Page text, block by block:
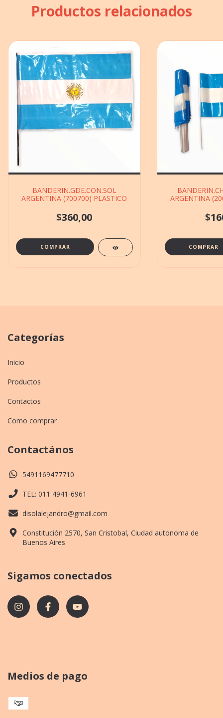
Productos relacionados
BANDERIN.GDE.CON.SOL
ARGENTINA (700700) PLASTICO
$360,00
ARGENTINA
Categorías
Inicio
Productos
Contactos
Como comprar
Contactános
5491169477710
TEL: 011 4941-6961
disolalejandro@gmail.com
Constitución 2570, San Cristobal, Ciudad autonoma de
Buenos Aires
Sigamos conectados
Medios de pago